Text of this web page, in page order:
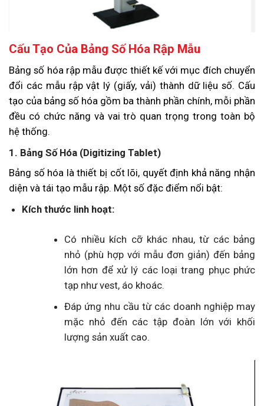
Cấu Tạo Của Bảng Số Hóa Rập Mẫu
Bảng số hóa rập mẫu được thiết kế với mục đích chuyển
đổi các mẫu rập vật lý (giấy, vải) thành dữ liệu số. Cấu
tạo của bảng số hóa gồm ba thành phần chính, mỗi phần
đều có chức năng và vai trò quan trọng trong toàn bộ
hệ thống.
1. Bảng Số Hóa (Digitizing Tablet)
Bảng số hóa là thiết bị cốt lõi, quyết định khả năng nhận
diện và tái tạo mẫu rập. Một số đặc điểm nổi bật:
Kích thước linh hoạt:
Có nhiều kích cỡ khác nhau, từ các bảng
nhỏ (phù hợp với mẫu đơn giản) đến bảng
lớn hơn để xử lý các loại trang phục phức
tạp như vest, áo khoác.
Đáp ứng nhu cầu từ các doanh nghiệp may
mặc nhỏ đến các tập đoàn lớn với khối
lượng sản xuất cao.